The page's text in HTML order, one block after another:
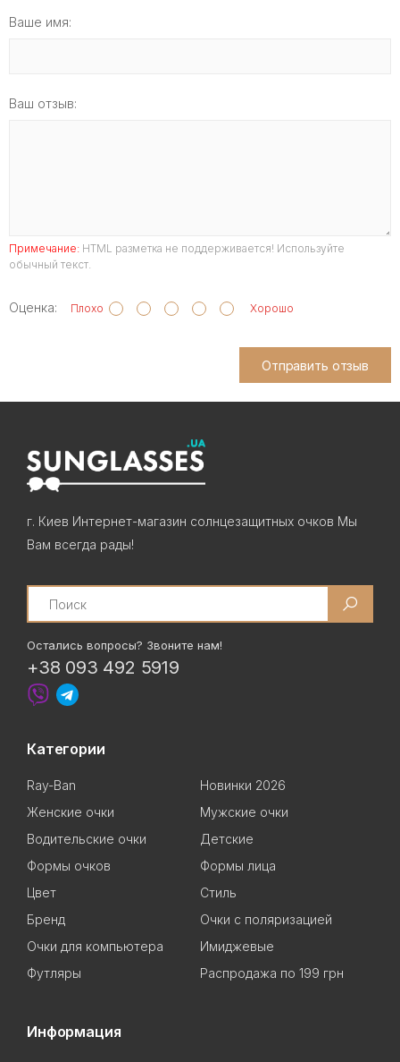
Ваше имя:
Ваш отзыв:
Примечание: HTML разметка не поддерживается! Используйте
обычный текст.
Оценка: Плохо Хорошо
Отправить отзыв
г. Киев Интернет-магазин солнцезащитных очков Мы
Вам всегда рады!
Search
Остались вопросы? Звоните нам!
+38 093 492 5919
Категории
Ray-Ban
Новинки 2026
Женские очки
Мужские очки
Водительские очки
Детские
Формы очков
Формы лица
Цвет
Стиль
Бренд
Очки с поляризацией
Очки для компьютера
Имиджевые
Футляры
Распродажа по 199 грн
Информация